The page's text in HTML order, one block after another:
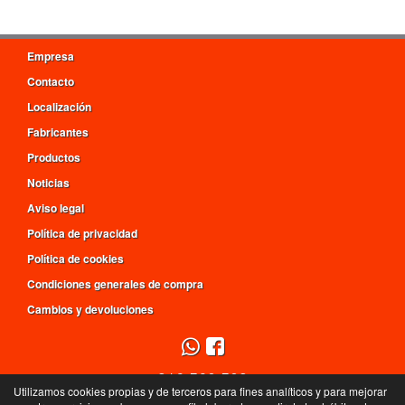
Empresa
Contacto
Localización
Fabricantes
Productos
Noticias
Aviso legal
Política de privacidad
Política de cookies
Condiciones generales de compra
Cambios y devoluciones
916 560 509
Utilizamos cookies propias y de terceros para fines analíticos y para mejorar